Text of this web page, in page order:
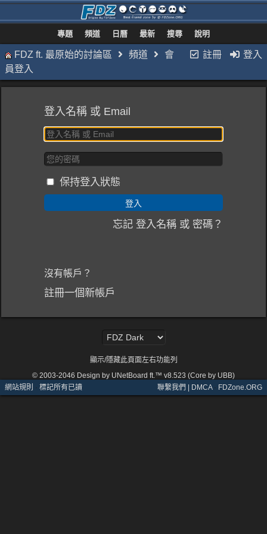
專題 頻道 日曆 最新 搜尋 說明
註冊 登入
FDZ ft. 最原始的討論區 頻道
會
員登入
登入名稱 或 Email
保持登入狀態
忘記 登入名稱 或 密碼？
沒有帳戶？
註冊一個新帳戶
顯示/隱藏此頁面左右功能列
© 2003-2046 Design by UNetBoard ft.™ v8.523 (Core by UBB)
網站規則 · 標記所有已讀 聯繫我們 | DMCA· FDZone.ORG